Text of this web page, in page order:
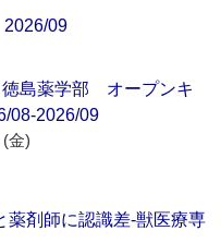
09
島薬学部 オープンキ
08-2026/09
金)
薬剤師に認識差‐獣医療専